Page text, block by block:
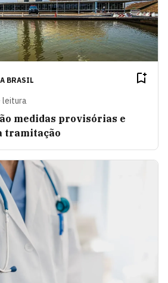
BRASIL
leitura
medidas provisórias e
tramitação